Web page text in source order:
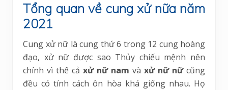
Tổng quan về cung xử nữa năm
2021
Cung xử nữ là cung thứ 6 trong 12 cung hoàng
đạo, xử nữ được sao Thủy chiếu mệnh nên
chính vì thế cả xử nữ nam và xử nữ nữcũng
đều có tính cách ôn hòa khá giống nhau. Họ